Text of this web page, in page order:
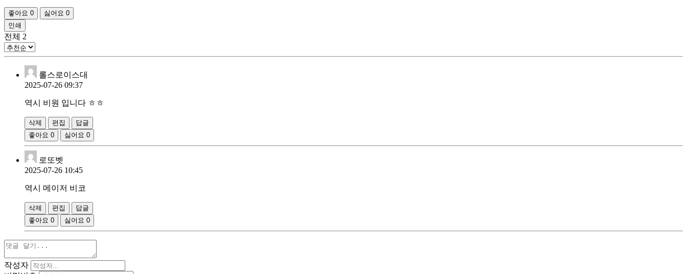
좋아요 0 싫어요 0
인쇄
전체 2
롤스로이스대
2025-07-26 09:37
역시 비원 입니다 ㅎㅎ
삭제 편집
답글
좋아요 0 싫어요 0
로또벳
2025-07-26 10:45
역시 메이저 비코
삭제 편집
답글
좋아요 0 싫어요 0
작성자